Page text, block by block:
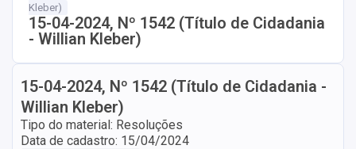
Kleber)
15-04-2024, Nº 1542 (Título de Cidadania
- Willian Kleber)
15-04-2024, Nº 1542 (Título de Cidadania -
Willian Kleber)
Tipo do material: Resoluções
Data de cadastro: 15/04/2024